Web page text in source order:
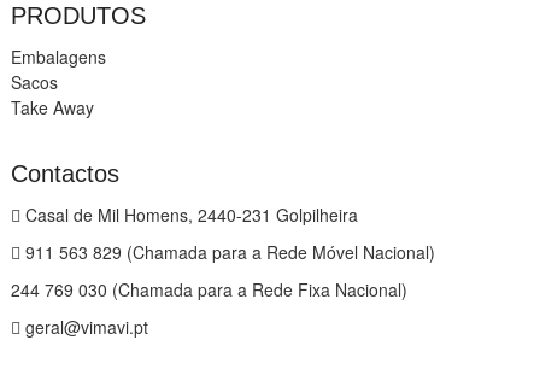
PRODUTOS
Embalagens
Sacos
Take Away
Contactos
Casal de Mil Homens, 2440-231 Golpilheira
911 563 829 (Chamada para a Rede Móvel Nacional)
244 769 030 (Chamada para a Rede Fixa Nacional)
geral@vimavi.pt